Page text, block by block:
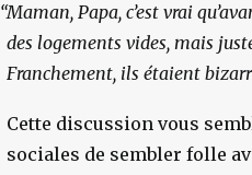
“Maman, Papa, c’est vrai
des logements vides, mais
Franchement, ils étaient
Cette discussion vous
sociales de sembler folle